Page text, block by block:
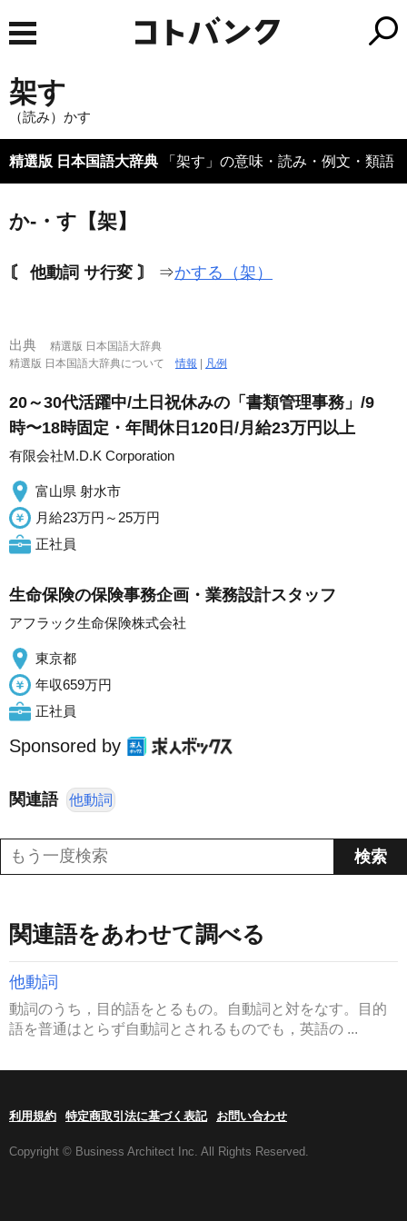
架す
（読み）かす
精選版 日本国語大辞典 「架す」の意味・読み・例文・類語
か‐・す【架】
〘 他動詞 サ行変 〙 ⇒かする（架）
出典
精選版 日本国語大辞典
精選版 日本国語大辞典について情報 凡例
20～30代活躍中/土日祝休みの「書類管理事務」/9
時〜18時固定・年間休日120日/月給23万円以上
有限会社M.D.K Corporation
富山県 射水市
月給23万円～25万円
正社員
生命保険の保険事務企画・業務設計スタッフ
アフラック生命保険株式会社
東京都
年収659万円
正社員
Sponsored by
関連語 他動詞
関連語をあわせて調べる
他動詞
動詞のうち，目的語をとるもの。自動詞と対をなす。目的
語を普通はとらず自動詞とされるものでも，英語の ...
利用規約 特定商取引法に基づく表記 お問い合わせ
Copyright © Business Architect Inc. All Rights Reserved.